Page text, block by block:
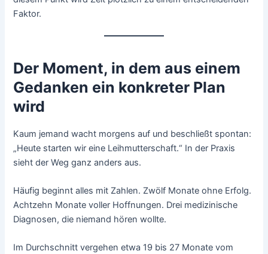
Faktor.
Der Moment, in dem aus einem
Gedanken ein konkreter Plan
wird
Kaum jemand wacht morgens auf und beschließt spontan:
„Heute starten wir eine Leihmutterschaft.“ In der Praxis
sieht der Weg ganz anders aus.
Häufig beginnt alles mit Zahlen. Zwölf Monate ohne Erfolg.
Achtzehn Monate voller Hoffnungen. Drei medizinische
Diagnosen, die niemand hören wollte.
Im Durchschnitt vergehen etwa 19 bis 27 Monate vom